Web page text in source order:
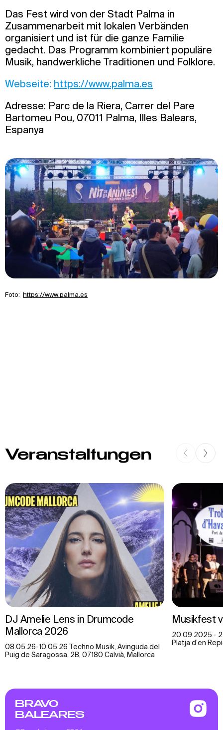
Das Fest wird von der Stadt Palma in
Zusammenarbeit mit lokalen Verbänden
organisiert und ist für die ganze Familie
gedacht. Das Programm kombiniert populäre
Musik, handwerkliche Traditionen und Folklore.
Webseite: https://www.palma.es
Adresse: Parc de la Riera, Carrer del Pare
Bartomeu Pou, 07011 Palma, Illes Balears,
Espanya
Foto: https://www.palma.es
Veranstaltungen
DJ Amelie Lens in Drumcode
Mallorca 2026
08.05.26-10.05.26 Techno Musik, Avinguda del
Puig de Saragossa, 2B, 07180 Calvià, Mallorca
Musikfest
20.09.2025 -
Platja d’en
BRAVO
BALEARES